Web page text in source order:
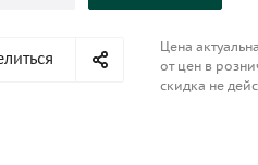
Цена
от цен в
скидка не